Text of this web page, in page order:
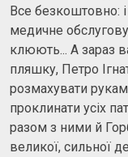
Все безкоштовно: і
медичне
клюють... А зараз
пляшку, Петро
розмахувати
проклинати усіх
разом з ними й
великої, сильної